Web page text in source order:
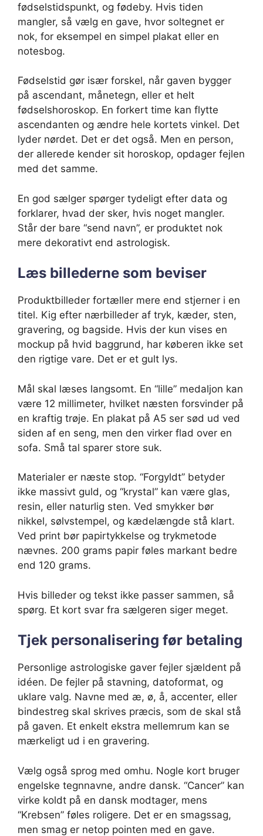
fødselstidspunkt, og fødeby. Hvis tiden
mangler, så vælg en gave, hvor soltegnet er
nok, for eksempel en simpel plakat eller en
notesbog.
Fødselstid gør især forskel, når gaven bygger
på ascendant, månetegn, eller et helt
fødselshoroskop. En forkert time kan flytte
ascendanten og ændre hele kortets vinkel. Det
lyder nørdet. Det er det også. Men en person,
der allerede kender sit horoskop, opdager fejlen
med det samme.
En god sælger spørger tydeligt efter data og
forklarer, hvad der sker, hvis noget mangler.
Står der bare “send navn”, er produktet nok
mere dekorativt end astrologisk.
Læs billederne som beviser
Produktbilleder fortæller mere end stjerner i en
titel. Kig efter nærbilleder af tryk, kæder, sten,
gravering, og bagside. Hvis der kun vises en
mockup på hvid baggrund, har køberen ikke set
den rigtige vare. Det er et gult lys.
Mål skal læses langsomt. En “lille” medaljon kan
være 12 millimeter, hvilket næsten forsvinder på
en kraftig trøje. En plakat på A5 ser sød ud ved
siden af en seng, men den virker flad over en
sofa. Små tal sparer store suk.
Materialer er næste stop. “Forgyldt” betyder
ikke massivt guld, og “krystal” kan være glas,
resin, eller naturlig sten. Ved smykker bør
nikkel, sølvstempel, og kædelængde stå klart.
Ved print bør papirtykkelse og trykmetode
nævnes. 200 grams papir føles markant bedre
end 120 grams.
Hvis billeder og tekst ikke passer sammen, så
spørg. Et kort svar fra sælgeren siger meget.
Tjek personalisering før betaling
Personlige astrologiske gaver fejler sjældent på
idéen. De fejler på stavning, datoformat, og
uklare valg. Navne med æ, ø, å, accenter, eller
bindestreg skal skrives præcis, som de skal stå
på gaven. Et enkelt ekstra mellemrum kan se
mærkeligt ud i en gravering.
Vælg også sprog med omhu. Nogle kort bruger
engelske tegnnavne, andre dansk. “Cancer” kan
virke koldt på en dansk modtager, mens
“Krebsen” føles roligere. Det er en smagssag,
men smag er netop pointen med en gave.